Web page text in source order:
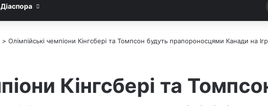
Діаспора
> Олімпійські чемпіони Кінгсбері та Томпсон будуть прапороносцями Канади на
Кінгсбері та